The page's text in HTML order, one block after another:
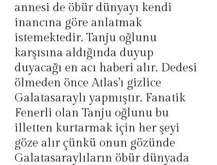
annesi de öbür dünyayı kendi
inancına göre anlatmak
istemektedir. Tanju oğlunu
karşısına aldığında duyup
duyacağı en acı haberi alır. Dedesi
ölmeden önce Atlas’ı gizlice
Galatasaraylı yapmıştır. Fanatik
Fenerli olan Tanju oğlunu bu
illetten kurtarmak için her şeyi
göze alır çünkü onun gözünde
Galatasaraylıların öbür dünyada